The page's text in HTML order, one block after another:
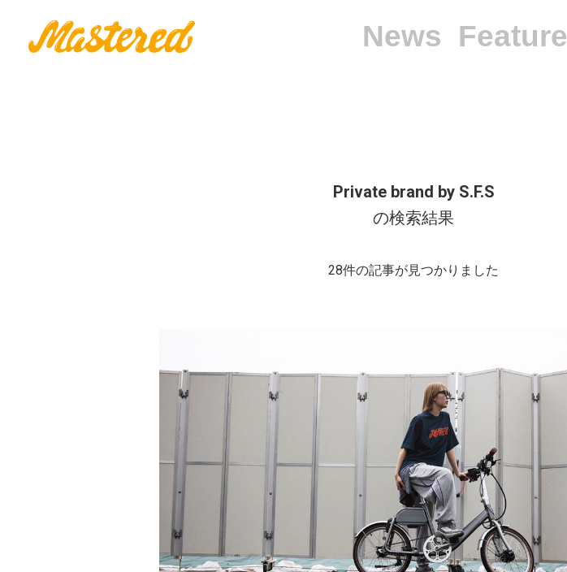
News Feature
Private brand by S.F.S
の検索結果
28件の記事が見つかりました